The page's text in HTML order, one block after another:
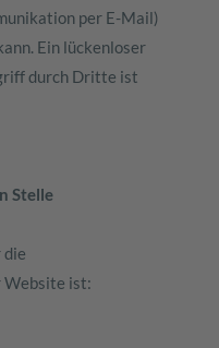
per E-Mail)
Ein lückenloser
durch Dritte ist
Stelle
Website ist: